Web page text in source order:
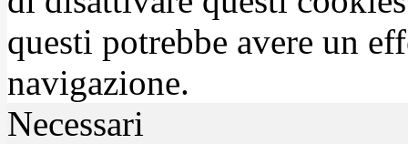
questi potrebbe avere un
navigazione.
Necessari